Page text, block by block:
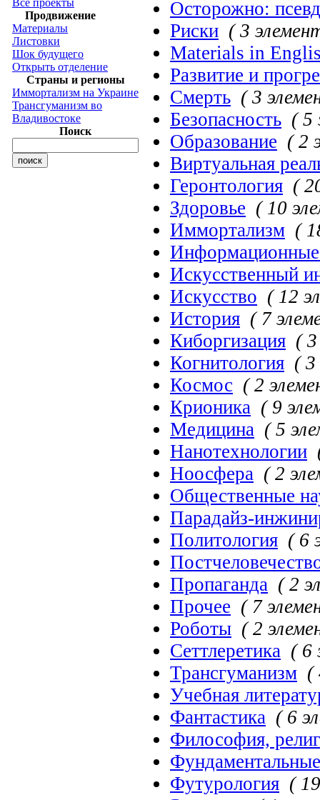
Все проекты
Продвижение
Материалы
Листовки
Шок будущего
Открыть отделение
Страны и регионы
Иммортализм на Украине
Трансгуманизм во
Владивостоке
Поиск
Осторожно:
Риски ( 3
Materials in
Развитие и
Смерть ( 3
Безопасность ( 5
Образование ( 2
Виртуальная
Геронтология (
Здоровье ( 10
Иммортализм (
Информационные
Искусственный
Искусство ( 12
История ( 7
Киборгизация (
Когнитология (
Космос ( 2
Крионика ( 9
Медицина ( 5
Нанотехнологии
Ноосфера ( 2
Общественные
Парадайз-
Политология ( 6
Пропаганда ( 2
Прочее ( 7
Роботы ( 2
Сеттлеретика ( 6
Трансгуманизм (
Учебная
Фантастика ( 6
Философия,
Футурология (